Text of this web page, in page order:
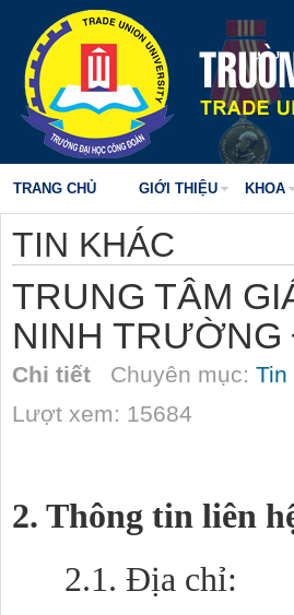
TRANG CHỦ GIỚI THIỆU KHOA
TIN KHÁC
TRUNG TÂM
NINH
Chi tiết Chuyên mục: Tin
Lượt xem: 15684
2. Thông tin liên
2.1. Địa chỉ: